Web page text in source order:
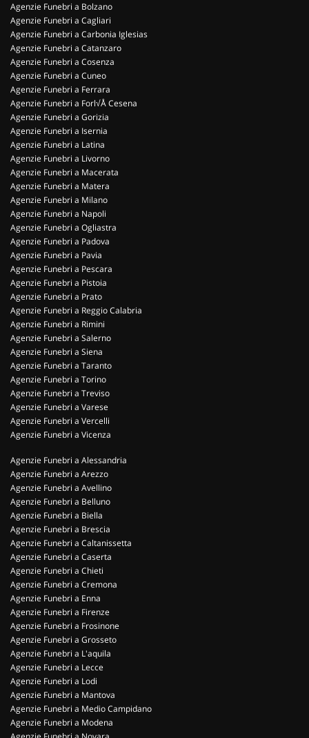
Agenzie Funebri a Bolzano
Agenzie Funebri a Cagliari
Agenzie Funebri a Carbonia Iglesias
Agenzie Funebri a Catanzaro
Agenzie Funebri a Cosenza
Agenzie Funebri a Cuneo
Agenzie Funebri a Ferrara
Agenzie Funebri a Forl√Å Cesena
Agenzie Funebri a Gorizia
Agenzie Funebri a Isernia
Agenzie Funebri a Latina
Agenzie Funebri a Livorno
Agenzie Funebri a Macerata
Agenzie Funebri a Matera
Agenzie Funebri a Milano
Agenzie Funebri a Napoli
Agenzie Funebri a Ogliastra
Agenzie Funebri a Padova
Agenzie Funebri a Pavia
Agenzie Funebri a Pescara
Agenzie Funebri a Pistoia
Agenzie Funebri a Prato
Agenzie Funebri a Reggio Calabria
Agenzie Funebri a Rimini
Agenzie Funebri a Salerno
Agenzie Funebri a Siena
Agenzie Funebri a Taranto
Agenzie Funebri a Torino
Agenzie Funebri a Treviso
Agenzie Funebri a Varese
Agenzie Funebri a Vercelli
Agenzie Funebri a Vicenza
Agenzie Funebri a Alessandria
Agenzie Funebri a Arezzo
Agenzie Funebri a Avellino
Agenzie Funebri a Belluno
Agenzie Funebri a Biella
Agenzie Funebri a Brescia
Agenzie Funebri a Caltanissetta
Agenzie Funebri a Caserta
Agenzie Funebri a Chieti
Agenzie Funebri a Cremona
Agenzie Funebri a Enna
Agenzie Funebri a Firenze
Agenzie Funebri a Frosinone
Agenzie Funebri a Grosseto
Agenzie Funebri a L'aquila
Agenzie Funebri a Lecce
Agenzie Funebri a Lodi
Agenzie Funebri a Mantova
Agenzie Funebri a Medio Campidano
Agenzie Funebri a Modena